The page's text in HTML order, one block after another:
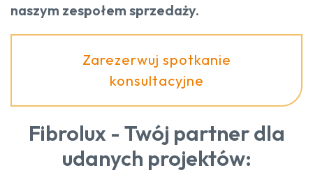
naszym zespołem sprzedaży.
Zarezerwuj spotkanie
konsultacyjne
Fibrolux - Twój partner dla
udanych projektów: